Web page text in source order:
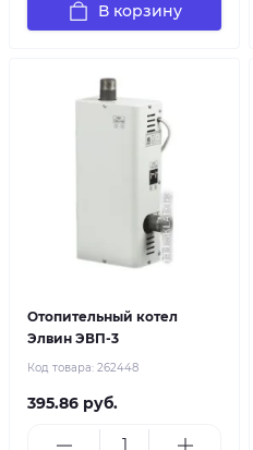
В корзину
Отопительный котел
Элвин ЭВП-3
Код товара: 262448
395.86 руб.